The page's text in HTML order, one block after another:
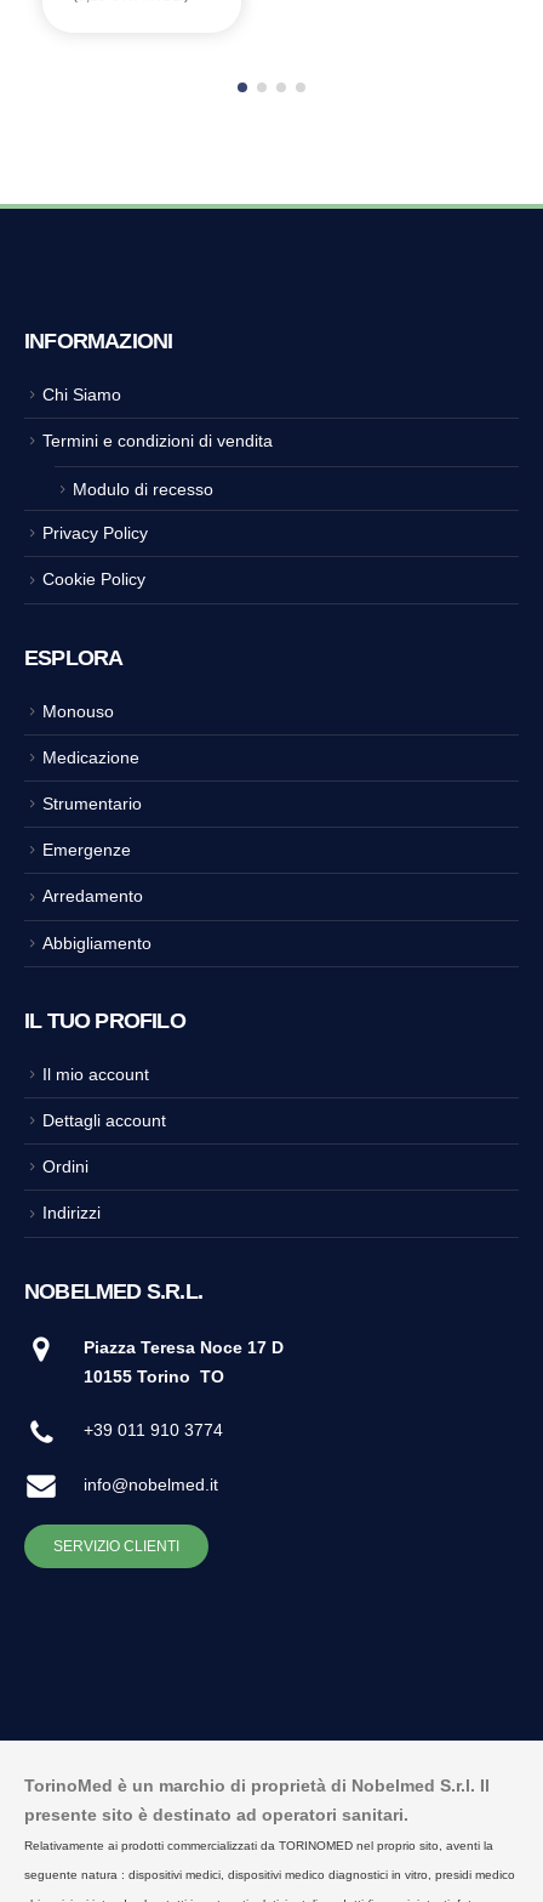
INFORMAZIONI
Chi Siamo
Termini e condizioni di vendita
Modulo di recesso
Privacy Policy
Cookie Policy
ESPLORA
Monouso
Medicazione
Strumentario
Emergenze
Arredamento
Abbigliamento
IL TUO PROFILO
Il mio account
Dettagli account
Ordini
Indirizzi
NOBELMED S.R.L.
Piazza Teresa Noce 17 D
10155 Torino TO
+39 011 910 3774
info@nobelmed.it
SERVIZIO CLIENTI
TorinoMed è un marchio di proprietà di Nobelmed S.r.l. Il
presente sito è destinato ad operatori sanitari.
Relativamente ai prodotti commercializzati da TORINOMED nel proprio sito, aventi la
seguente natura : dispositivi medici, dispositivi medico diagnostici in vitro, presidi medico